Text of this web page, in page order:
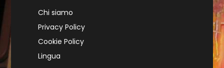
Chi siamo
Privacy Policy
Cookie Policy
Lingua